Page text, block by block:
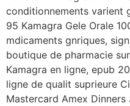
conditionnements varient
95 Kamagra Gele Orale
mdicaments gnriques,
boutique de pharmacie
Kamagra en ligne, epub
ligne de qualit suprieure
Mastercard Amex Dinners